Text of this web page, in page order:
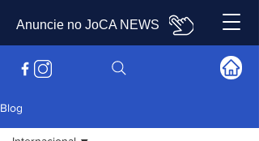
Anuncie no JoCA NEWS
Blog